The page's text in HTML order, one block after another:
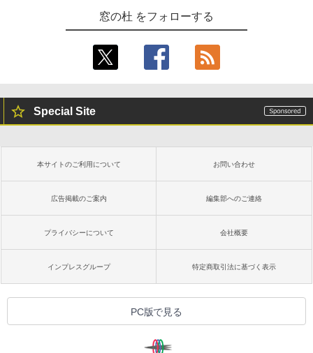
窓の杜 をフォローする
Special Site
本サイトのご利用について お問い合わせ
広告掲載のご案内 編集部へのご連絡
プライバシーについて 会社概要
インプレスグループ 特定商取引法に基づく表示
PC版で見る